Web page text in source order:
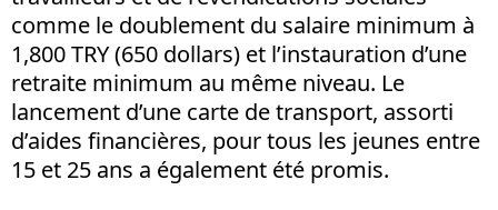
comme le doublement du salaire minimum à
1,800 TRY (650 dollars) et l’instauration d’une
retraite minimum au même niveau. Le
lancement d’une carte de transport, assorti
d’aides financières, pour tous les jeunes entre
15 et 25 ans a également été promis.